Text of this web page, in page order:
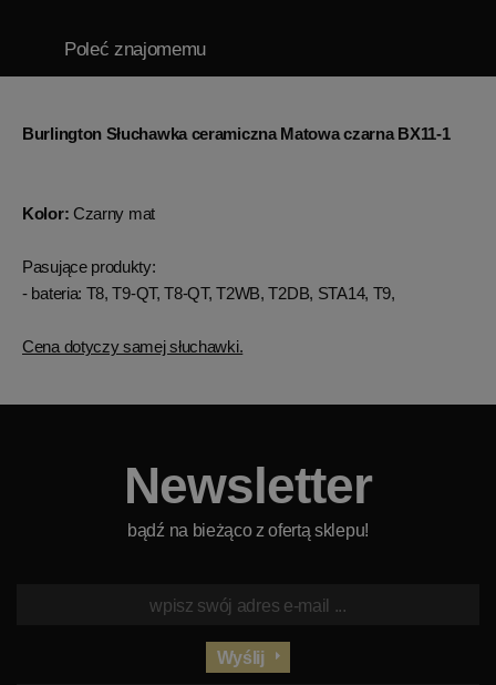
Poleć znajomemu
Burlington Słuchawka ceramiczna Matowa czarna BX11-1
Kolor: Czarny mat
Pasujące produkty:
- bateria: T8, T9-QT, T8-QT, T2WB, T2DB, STA14, T9,
Cena dotyczy samej słuchawki.
Newsletter
bądź na bieżąco z ofertą sklepu!
Wyślij